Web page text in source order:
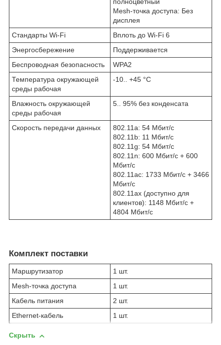
Mesh-точка доступа: Без
дисплея
Стандарты Wi-Fi
Вплоть до Wi-Fi 6
Энергосбережение
Поддерживается
Беспроводная безопасность
WPA2
Температура окружающей
среды рабочая
-10.. +45 °C
Влажность окружающей
среды рабочая
5.. 95% без конденсата
Скорость передачи данных
802.11a: 54 Мбит/с
802.11b: 11 Мбит/с
802.11g: 54 Мбит/с
802.11n: 600 Мбит/с + 600
Мбит/с
802.11ac: 1733 Мбит/с + 3466
Мбит/с
802.11ax (доступно для
клиентов): 1148 Мбит/с +
4804 Мбит/с
Комплект поставки
Маршрутизатор
1 шт.
Mesh-точка доступа
1 шт.
Кабель питания
2 шт.
Ethernet-кабель
1 шт.
Скрыть